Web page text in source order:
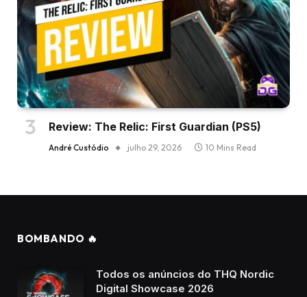
Review: The Relic: First Guardian (PS5)
André Custódio julho 29, 2026 10 Mins Read
BOMBANDO 🔥
Todos os anúncios do THQ Nordic
Digital Showcase 2026